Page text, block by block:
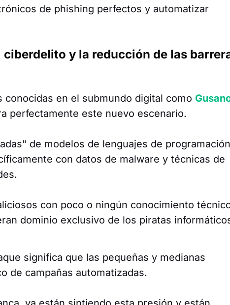
de phishing perfectos y automatizar
y la reducción de las
conocidas en el submundo digital como
perfectamente este nuevo escenario.
de modelos de lenguajes de
con datos de malware y técnicas de
con poco o ningún conocimiento
dominio exclusivo de los piratas
significa que las pequeñas y medianas
de campañas automatizadas.